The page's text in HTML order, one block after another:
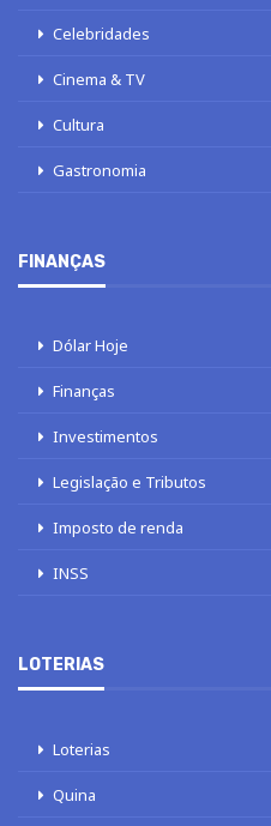
Celebridades
Cinema & TV
Cultura
Gastronomia
FINANÇAS
Dólar Hoje
Finanças
Investimentos
Legislação e Tributos
Imposto de renda
INSS
LOTERIAS
Loterias
Quina